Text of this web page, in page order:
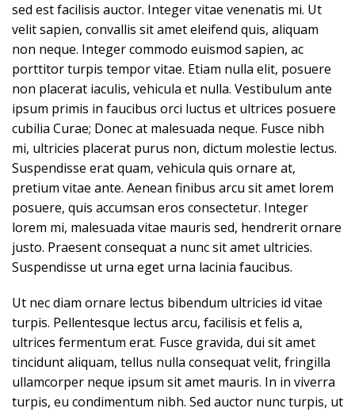
sed est facilisis auctor. Integer vitae venenatis mi. Ut
velit sapien, convallis sit amet eleifend quis, aliquam
non neque. Integer commodo euismod sapien, ac
porttitor turpis tempor vitae. Etiam nulla elit, posuere
non placerat iaculis, vehicula et nulla. Vestibulum ante
ipsum primis in faucibus orci luctus et ultrices posuere
cubilia Curae; Donec at malesuada neque. Fusce nibh
mi, ultricies placerat purus non, dictum molestie lectus.
Suspendisse erat quam, vehicula quis ornare at,
pretium vitae ante. Aenean finibus arcu sit amet lorem
posuere, quis accumsan eros consectetur. Integer
lorem mi, malesuada vitae mauris sed, hendrerit ornare
justo. Praesent consequat a nunc sit amet ultricies.
Suspendisse ut urna eget urna lacinia faucibus.
Ut nec diam ornare lectus bibendum ultricies id vitae
turpis. Pellentesque lectus arcu, facilisis et felis a,
ultrices fermentum erat. Fusce gravida, dui sit amet
tincidunt aliquam, tellus nulla consequat velit, fringilla
ullamcorper neque ipsum sit amet mauris. In in viverra
turpis, eu condimentum nibh. Sed auctor nunc turpis, ut